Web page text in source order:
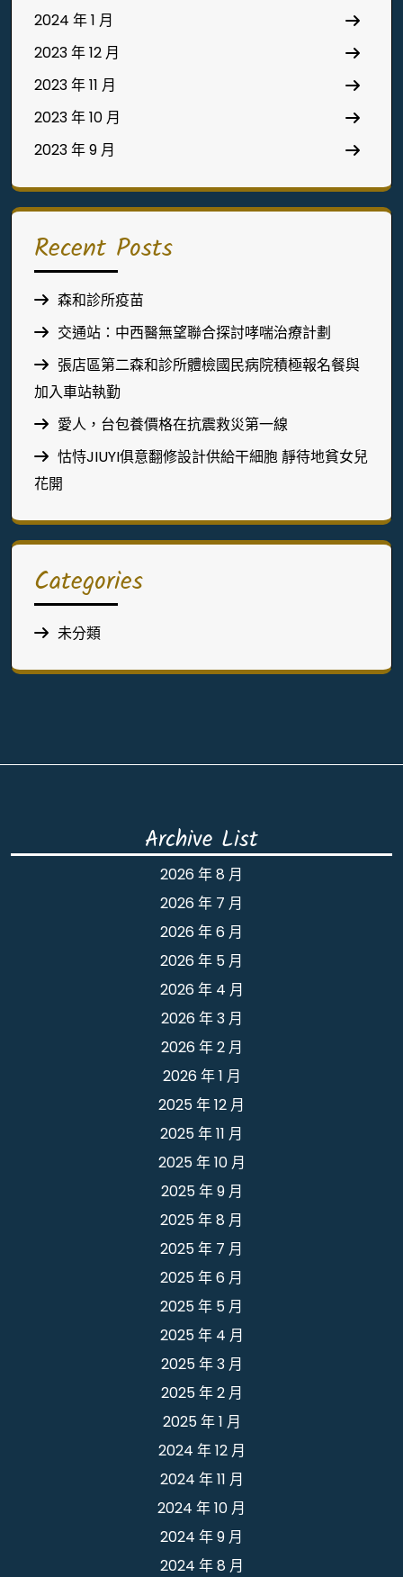
2024 年 1 月
2023 年 12 月
2023 年 11 月
2023 年 10 月
2023 年 9 月
Recent Posts
森和診所疫苗
交通站：中西醫無望聯合探討哮喘治療計劃
張店區第二森和診所體檢國民病院積極報名餐與
加入車站執勤
愛人，台包養價格在抗震救災第一線
怙恃JIUYI俱意翻修設計供給干細胞 靜待地貧女兒
花開
Categories
未分類
Archive List
2026 年 8 月
2026 年 7 月
2026 年 6 月
2026 年 5 月
2026 年 4 月
2026 年 3 月
2026 年 2 月
2026 年 1 月
2025 年 12 月
2025 年 11 月
2025 年 10 月
2025 年 9 月
2025 年 8 月
2025 年 7 月
2025 年 6 月
2025 年 5 月
2025 年 4 月
2025 年 3 月
2025 年 2 月
2025 年 1 月
2024 年 12 月
2024 年 11 月
2024 年 10 月
2024 年 9 月
2024 年 8 月